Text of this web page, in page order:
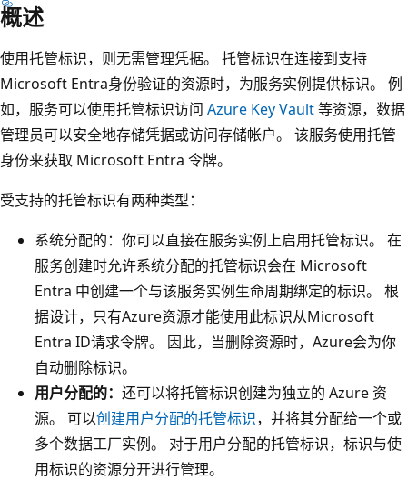
概述
使用托管标识，则无需管理凭据。 托管标识在连接到支持
Microsoft Entra身份验证的资源时，为服务实例提供标识。 例
如，服务可以使用托管标识访问 Azure Key Vault等资源，数据
管理员可以安全地存储凭据或访问存储帐户。 该服务使用托管
身份来获取 Microsoft Entra 令牌。
受支持的托管标识有两种类型：
系统分配的：你可以直接在服务实例上启用托管标识。 在
服务创建时允许系统分配的托管标识会在 Microsoft
Entra 中创建一个与该服务实例生命周期绑定的标识。 根
据设计，只有Azure资源才能使用此标识从Microsoft
Entra ID请求令牌。 因此，当删除资源时，Azure会为你
自动删除标识。
用户分配的： 还可以将托管标识创建为独立的 Azure 资
源。 可以创建用户分配的托管标识，并将其分配给一个或
多个数据工厂实例。 对于用户分配的托管标识，标识与使
用标识的资源分开进行管理。